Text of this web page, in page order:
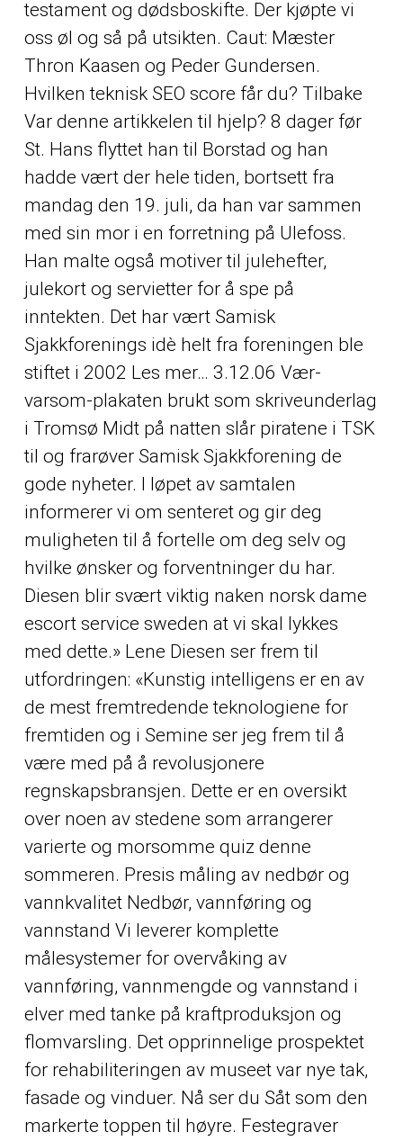
testament og dødsboskifte. Der kjøpte vi
oss øl og så på utsikten. Caut: Mæster
Thron Kaasen og Peder Gundersen.
Hvilken teknisk SEO score får du? Tilbake
Var denne artikkelen til hjelp? 8 dager før
St. Hans flyttet han til Borstad og han
hadde vært der hele tiden, bortsett fra
mandag den 19. juli, da han var sammen
med sin mor i en forretning på Ulefoss.
Han malte også motiver til julehefter,
julekort og servietter for å spe på
inntekten. Det har vært Samisk
Sjakkforenings idè helt fra foreningen ble
stiftet i 2002 Les mer… 3.12.06 Vær-
varsom-plakaten brukt som skriveunderlag
i Tromsø Midt på natten slår piratene i TSK
til og frarøver Samisk Sjakkforening de
gode nyheter. I løpet av samtalen
informerer vi om senteret og gir deg
muligheten til å fortelle om deg selv og
hvilke ønsker og forventninger du har.
Diesen blir svært viktig naken norsk dame
escort service sweden at vi skal lykkes
med dette.» Lene Diesen ser frem til
utfordringen: «Kunstig intelligens er en av
de mest fremtredende teknologiene for
fremtiden og i Semine ser jeg frem til å
være med på å revolusjonere
regnskapsbransjen. Dette er en oversikt
over noen av stedene som arrangerer
varierte og morsomme quiz denne
sommeren. Presis måling av nedbør og
vannkvalitet Nedbør, vannføring og
vannstand Vi leverer komplette
målesystemer for overvåking av
vannføring, vannmengde og vannstand i
elver med tanke på kraftproduksjon og
flomvarsling. Det opprinnelige prospektet
for rehabiliteringen av museet var nye tak,
fasade og vinduer. Nå ser du Såt som den
markerte toppen til høyre. Festegraver